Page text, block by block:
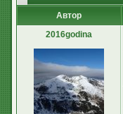
Автор
2016godina